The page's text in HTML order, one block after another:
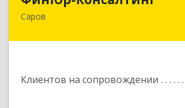
Саров
Клиентов на сопровождении